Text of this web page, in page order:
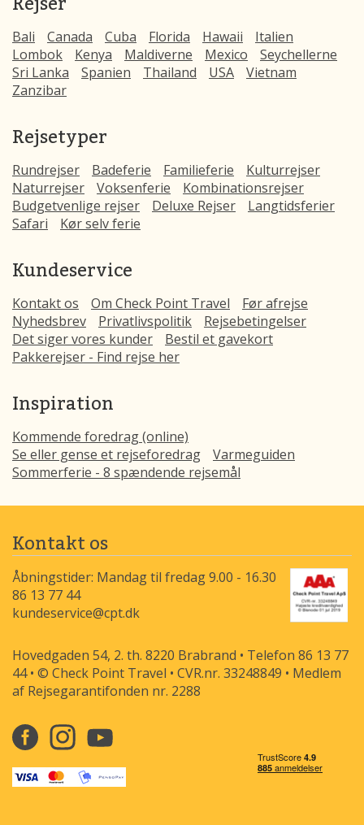
Bali Canada Cuba Florida Hawaii
Italien
Lombok
Kenya Maldiverne Mexico
Seychellerne
Sri Lanka
Spanien Thailand USA
Vietnam
Zanzibar
Rejsetyper
Rundrejser Badeferie Familieferie
Kulturrejser
Naturrejser
Voksenferie
Kombinationsrejser
Budgetvenlige rejser
Deluxe Rejser
Langtidsferier
Safari
Kør selv ferie
Kundeservice
Kontakt os Om Check Point Travel
Før afrejse
Nyhedsbrev
Privatlivspolitik
Rejsebetingelser
Det siger vores kunder
Bestil et gavekort
Pakkerejser - Find rejse her
Inspiration
Kommende foredrag (online)
Se eller gense et rejseforedrag
Varmeguiden
Sommerferie - 8 spændende rejsemål
Kontakt os
Åbningstider: Mandag til fredag 9.00 - 16.30
86 13 77 44
kundeservice@cpt.dk
Hovedgaden 54, 2. th. 8220 Brabrand • Telefon 86 13 77
44 • © Check Point Travel • CVR.nr. 33248849 • Medlem
af Rejsegarantifonden nr. 2288